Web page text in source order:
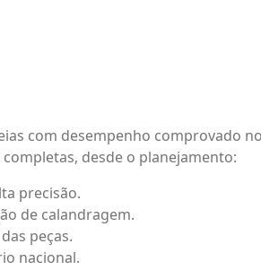
com desempenho comprovado nos
desde o planejamento:
precisão.
de calandragem.